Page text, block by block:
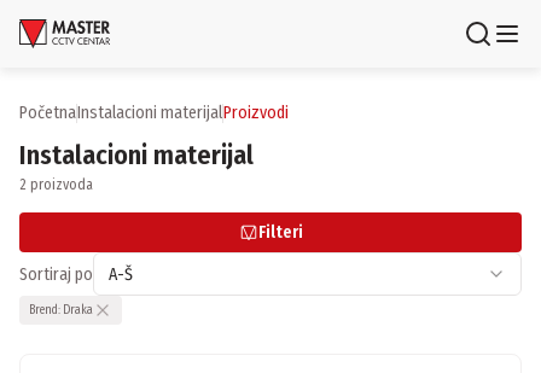
Proizvodi
Brendovi
Aktuelnosti
Usluge i rešenja
Početna instalacioni materijal proizvodi
Instalacioni materijal
2 proizvoda
Filteri
Sortiraj po A-Š
Brend: Draka